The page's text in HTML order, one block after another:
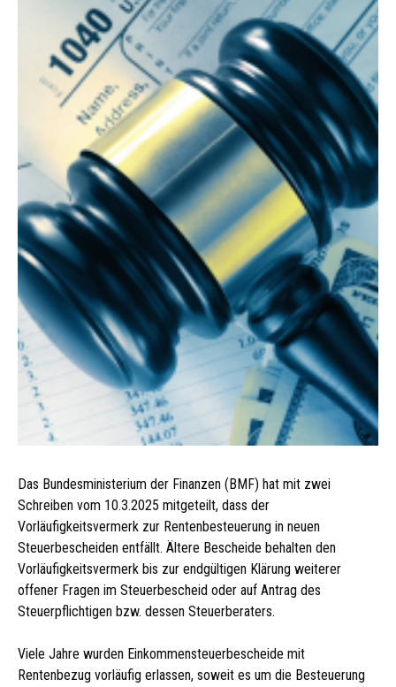
Das Bundesministerium der Finanzen (BMF) hat mit zwei
Schreiben vom 10.3.2025 mitgeteilt, dass der
Vorläufigkeitsvermerk zur Rentenbesteuerung in neuen
Steuerbescheiden entfällt. Ältere Bescheide behalten den
Vorläufigkeitsvermerk bis zur endgültigen Klärung weiterer
offener Fragen im Steuerbescheid oder auf Antrag des
Steuerpflichtigen bzw. dessen Steuerberaters.
Viele Jahre wurden Einkommensteuerbescheide mit
Rentenbezug vorläufig erlassen, soweit es um die Besteuerung